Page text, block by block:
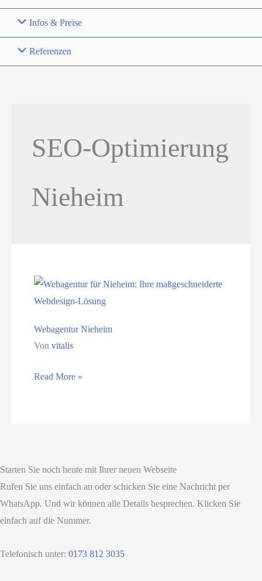
Infos & Preise
Referenzen
SEO-Optimierung
Nieheim
Webagentur Nieheim
Vonvitalis
Webagentur
Read More »
Starten Sie noch heute mit Ihrer neuen Webseite
Rufen Sie uns einfach an oder schicken Sie eine Nachricht per
WhatsApp. Und wir können alle Details besprechen. Klicken Sie
einfach auf die Nummer.
Telefonisch unter: 0173 812 3035